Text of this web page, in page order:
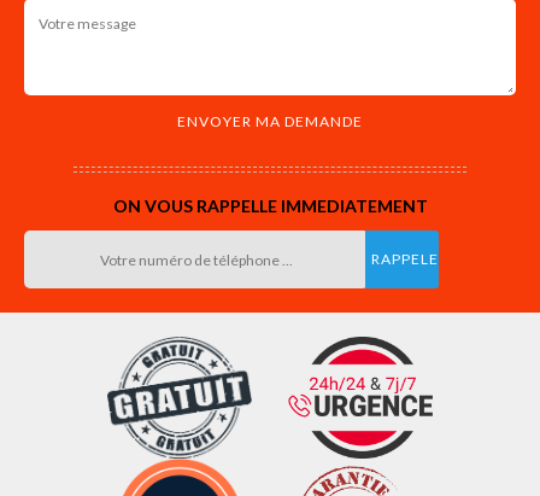
ON VOUS RAPPELLE IMMEDIATEMENT